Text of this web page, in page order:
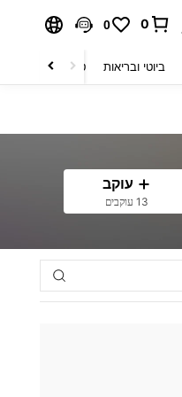
0
0
ביוטי ובריאות טקסטיל לבית
עוקב
13 עוקבים